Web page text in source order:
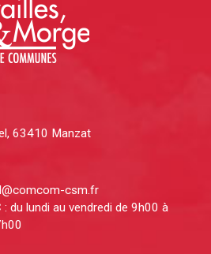
63410 Manzat
csm.fr
: du lundi au vendredi de 9h00 à